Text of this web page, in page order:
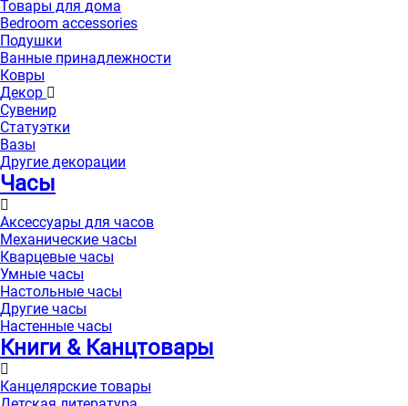
Товары для дома
Bedroom accessories
Подушки
Ванные принадлежности
Ковры
Декор
Сувенир
Статуэтки
Вазы
Другие декорации
Часы
Аксессуары для часов
Механические часы
Кварцевые часы
Умные часы
Настольные часы
Другие часы
Настенные часы
Книги & Канцтовары
Канцелярские товары